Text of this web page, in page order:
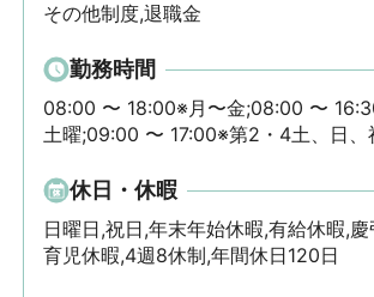
その他制度,退職金
勤務時間
08:00 〜 18:00※月〜金;08:00 〜
土曜;09:00 〜 17:00※第2・4土、日、
休日・休暇
日曜日,祝日,年末年始休暇,有給休暇,慶
育児休暇,4週8休制,年間休日120日